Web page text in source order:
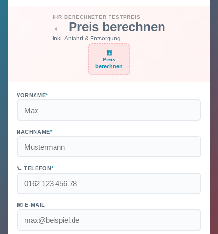
IHR BERECHNETER FESTPREIS
← Preis berechnen
inkl. Anfahrt & Entsorgung
🧮
Preis
berechnen
VORNAME*
NACHNAME*
📞 TELEFON*
✉️ E-MAIL